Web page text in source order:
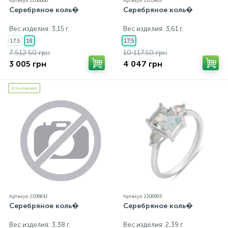
Серебряное коль�
Вес изделия: 3,15 г.
17,5 18
7 512.50 грн
3 005 грн
Серебряное коль�
Вес изделия: 3,61 г.
17,5
10 117.50 грн
4 047 грн
Есть комплект
Артикул: 2206842
Серебряное коль�
Вес изделия: 3,38 г.
Артикул: 2206903
Серебряное коль�
Вес изделия: 2,39 г.